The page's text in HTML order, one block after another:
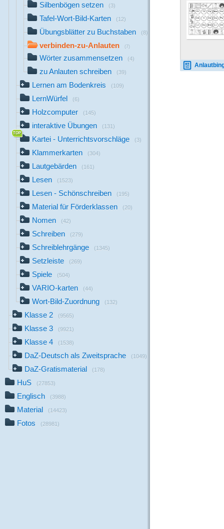
Silbenbögen setzen (3)
Tafel-Wort-Bild-Karten (12)
Übungsblätter zu Buchstaben (8)
verbinden-zu-Anlauten (7)
Wörter zusammensetzen (4)
zu Anlauten schreiben (39)
Lernen am Bodenkreis (109)
LernWürfel (6)
Holzcomputer (145)
interaktive Übungen (131)
Kartei - Unterrichtsvorschläge (3)
Klammerkarten (304)
Lautgebärden (161)
Lesen (1523)
Lesen - Schönschreiben (195)
Material für Förderklassen (20)
Nomen (42)
Schreiben (279)
Schreiblehrgänge (1345)
Setzleiste (269)
Spiele (504)
VARIO-karten (44)
Wort-Bild-Zuordnung (132)
Klasse 2 (9565)
Klasse 3 (9921)
Klasse 4 (1538)
DaZ-Deutsch als Zweitsprache (1049)
DaZ-Gratismaterial (178)
HuS (27853)
Englisch (3988)
Material (14423)
Fotos (28981)
Anlautbingo-